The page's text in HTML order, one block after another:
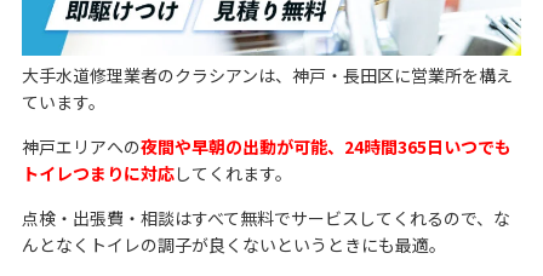
大手水道修理業者のクラシアンは、神戸・長田区に営業所を構え
ています。
神戸エリアへの夜間や早朝の出動が可能、24時間365日いつでも
トイレつまりに対応してくれます。
点検・出張費・相談はすべて無料でサービスしてくれるので、な
んとなくトイレの調子が良くないというときにも最適。